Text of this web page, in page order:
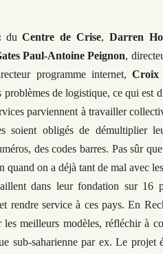
du Centre de Crise, Darren
Paul-Antoine Peignon,
programme internet, Croix
problèmes de logistique, ce qui est
parviennent à travailler
soient obligés de démultiplier
des codes barres. Pas sûr
quand on a déjà tant de mal avec
dans leur fondation sur 16
rendre service à ces pays. En
meilleurs modèles, réfléchir à
sub-saharienne par ex. Le projet